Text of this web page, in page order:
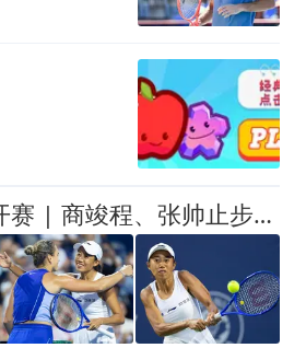
加拿大网球公开赛 | 商竣程、张帅止步第三轮